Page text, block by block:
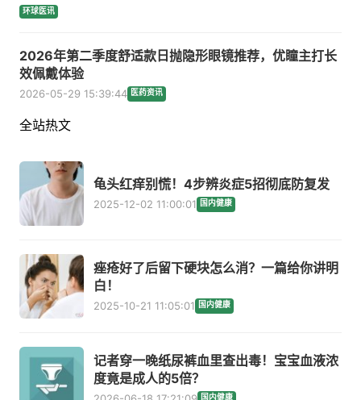
环球医讯
2026年第二季度舒适款日抛隐形眼镜推荐，优瞳主打长
效佩戴体验
2026-05-29 15:39:44 医药资讯
全站热文
龟头红痒别慌！4步辨炎症5招彻底防复发
2025-12-02 11:00:01 国内健康
痤疮好了后留下硬块怎么消？一篇给你讲明
白！
2025-10-21 11:05:01 国内健康
记者穿一晚纸尿裤血里查出毒！宝宝血液浓
度竟是成人的5倍？
国内健康